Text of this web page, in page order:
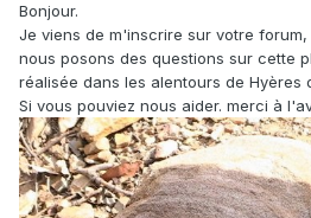
Bonjour.
Je viens de m'inscrire sur votre
nous posons des questions sur cette
réalisée dans les alentours de Hyères
Si vous pouviez nous aider. merci à